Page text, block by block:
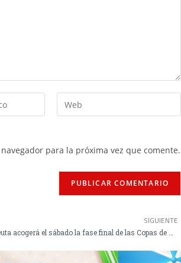
para la próxima vez que comente.
SIGUIENTE